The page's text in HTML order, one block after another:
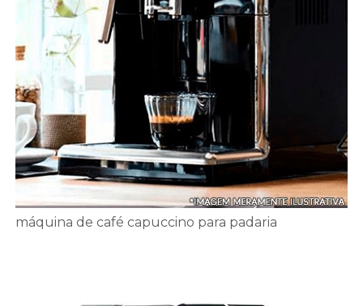
máquina de café capuccino para padaria